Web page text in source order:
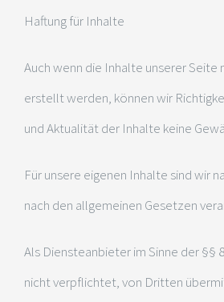
Haftung für Inhalte
Auch wenn die Inhalte unserer
erstellt werden, können wir
und Aktualität der Inhalte keine
Für unsere eigenen Inhalte sind wir
nach den allgemeinen Gesetzen
Als Diensteanbieter im Sinne der §§
nicht verpflichtet, von Dritten